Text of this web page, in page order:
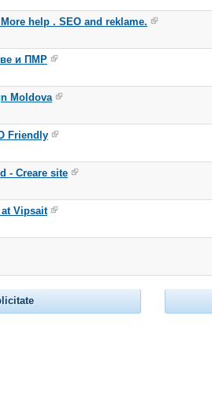
help . SEO and reklame.
и ПМР
Moldova
Friendly
- Creare site
Vipsait